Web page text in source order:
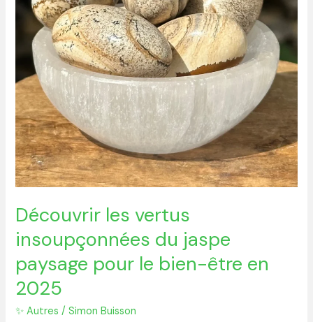
Découvrir les vertus
insoupçonnées du jaspe
paysage pour le bien-être en
2025
✨ Autres /Simon Buisson
jaspe
paysage
pour
bien-
être
en
2025